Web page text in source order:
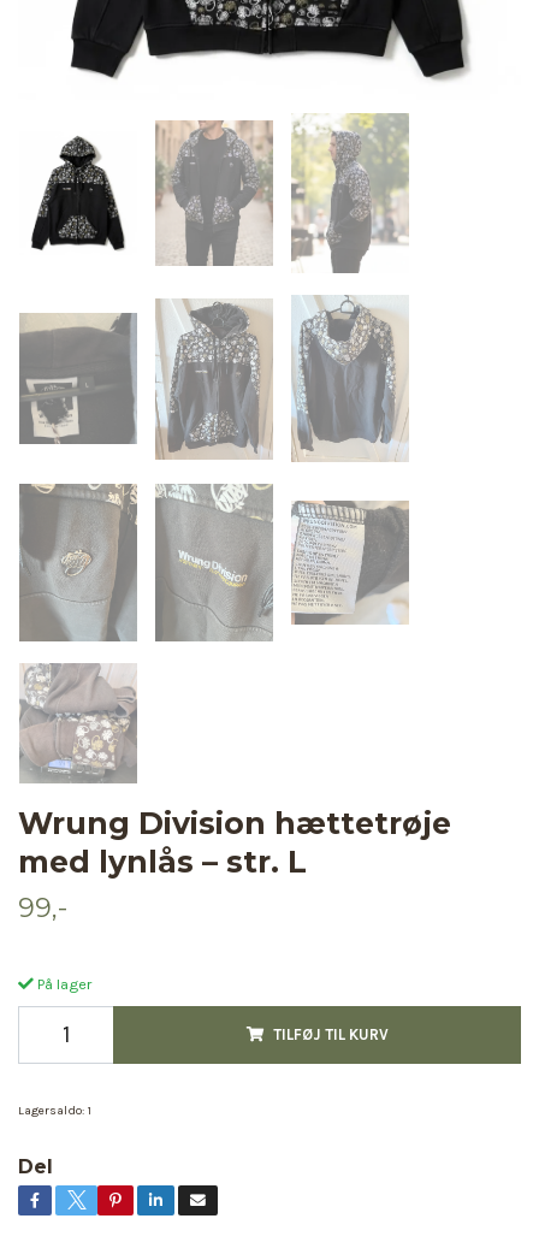
Wrung Division hættetrøje
med lynlås – str. L
99,-
På lager
TILFØJ TIL KURV
Lagersaldo: 1
Del